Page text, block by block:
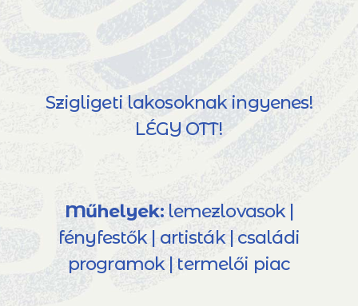
Szigligeti lakosoknak ingyenes!
LÉGY OTT!
Műhelyek:lemezlovasok |
fényfestők | artisták | családi
programok | termelői piac